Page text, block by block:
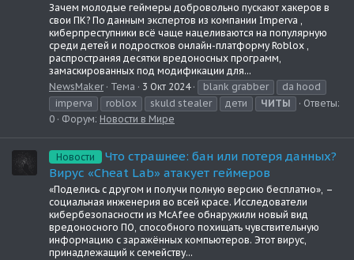
Зачем молодые геймеры добровольно пускают хакеров в
свои ПК? По данным экспертов из компании Imperva ,
киберпреступники всё чаще нацеливаются на популярную
среди детей и подростков онлайн-платформу Roblox ,
распространяя десятки вредоносных программ,
замаскированных под модификации для...
NewsMaker
Тема 3 Окт 2024 blank grabber
da hood
imperva
roblox skuld stealer дети ЧИТЫ
Ответы:
0
Форум: Новости в Мире
Новости
Что страшнее: бан или потеря данных?
Вирус «Cheat Lab» атакует геймеров
«Поделись с другом и получи полную версию бесплатно», –
социальная инженерия во всей красе. Исследователи
кибербезопасности из McAfee обнаружили новый вид
вредоносного ПО, способного похищать чувствительную
информацию с заражённых компьютеров. Этот вирус,
принадлежащий к семейству...